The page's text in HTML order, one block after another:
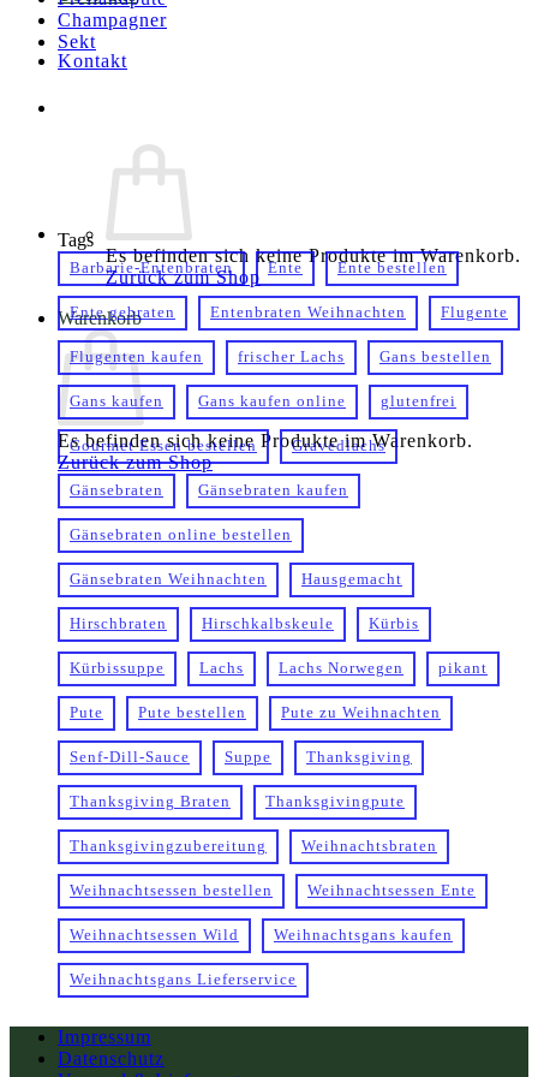
Kontakt
Es befinden sich keine Produkte im Warenkorb.
Zurück zum Shop
Warenkorb
Es befinden sich keine Produkte im Warenkorb.
Zurück zum Shop
Champagner
Sekt
Tags
Barbarie-Entenbraten Ente Ente bestellen
Ente gebraten Entenbraten Weihnachten Flugente
Flugenten kaufen frischer Lachs Gans bestellen
Gans kaufen Gans kaufen online glutenfrei
Gourmet Essen bestellen Gravedlachs
Gänsebraten Gänsebraten kaufen
Gänsebraten online bestellen
Gänsebraten Weihnachten Hausgemacht
Hirschbraten Hirschkalbskeule Kürbis
Kürbissuppe Lachs Lachs Norwegen pikant
Pute Pute bestellen Pute zu Weihnachten
Senf-Dill-Sauce Suppe Thanksgiving
Thanksgiving Braten Thanksgivingpute
Thanksgivingzubereitung Weihnachtsbraten
Weihnachtsessen bestellen Weihnachtsessen Ente
Weihnachtsessen Wild Weihnachtsgans kaufen
Weihnachtsgans Lieferservice
Impressum
Datenschutz